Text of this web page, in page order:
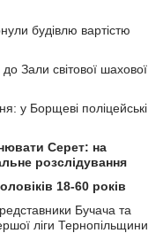
будівлю вартістю
Зали світової шахової
у Борщеві поліцейські
Серет: на
розслідування
18-60 років
Бучача та
ліги Тернопільщини